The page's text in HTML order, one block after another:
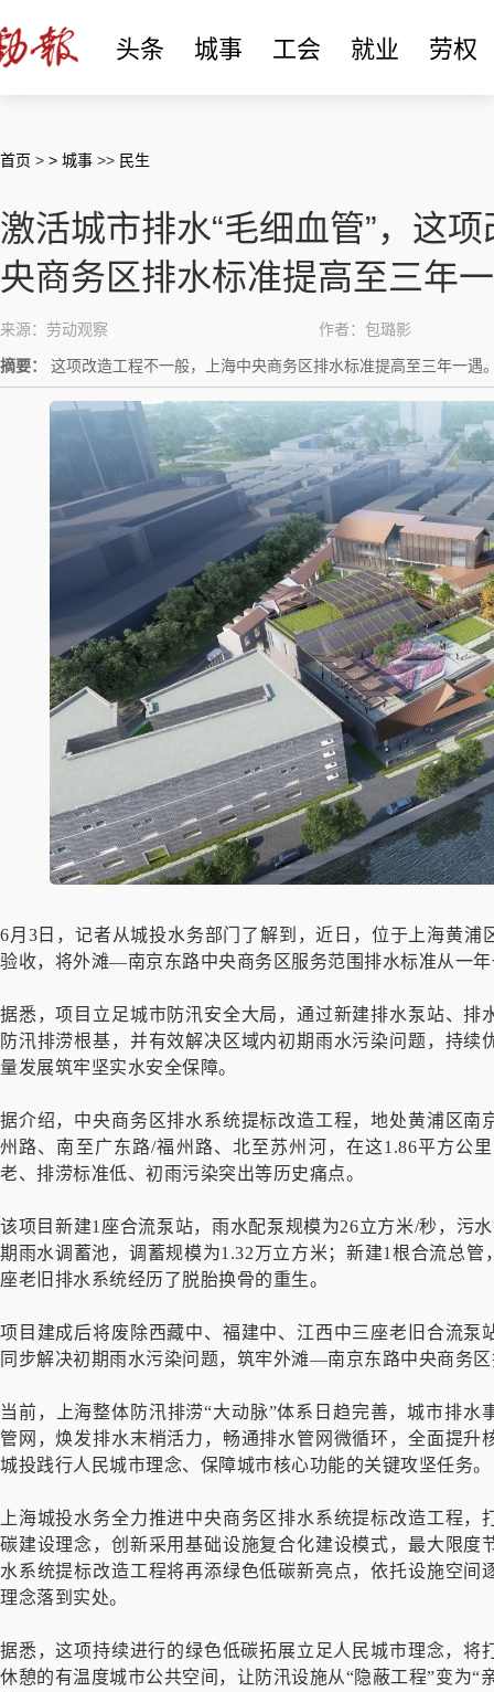
头条 城事 工会 就业 劳权
首页 > > 城事 >> 民生
激活城市排水“毛细血管”，这
央商务区排水标准提高至三年
来源：劳动观察 作者：包璐影
摘要： 这项改造工程不一般，上海中央商务区排水标准提高至三年一遇
6月3日，记者从城投水务部门了解到，近日，位于上海黄
验收，将外滩—南京东路中央商务区服务范围排水标准从一
据悉，项目立足城市防汛安全大局，通过新建排水泵站、
防汛排涝根基，并有效解决区域内初期雨水污染问题，持
量发展筑牢坚实水安全保障。
据介绍，中央商务区排水系统提标改造工程，地处黄浦区
州路、南至广东路/福州路、北至苏州河，在这1.86平方公
老、排涝标准低、初雨污染突出等历史痛点。
该项目新建1座合流泵站，雨水配泵规模为26立方米/秒，污
期雨水调蓄池，调蓄规模为1.32万立方米；新建1根合流总
座老旧排水系统经历了脱胎换骨的重生。
项目建成后将废除西藏中、福建中、江西中三座老旧合流
同步解决初期雨水污染问题，筑牢外滩—南京东路中央商务
当前，上海整体防汛排涝“大动脉”体系日趋完善，城市排
管网，焕发排水末梢活力，畅通排水管网微循环，全面提
城投践行人民城市理念、保障城市核心功能的关键攻坚任务。
上海城投水务全力推进中央商务区排水系统提标改造工程
碳建设理念，创新采用基础设施复合化建设模式，最大限
水系统提标改造工程将再添绿色低碳新亮点，依托设施空
理念落到实处。
据悉，这项持续进行的绿色低碳拓展立足人民城市理念，将
休憩的有温度城市公共空间，让防汛设施从“隐蔽工程”变为